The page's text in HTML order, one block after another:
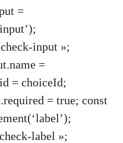
=
input »;
=
= choiceId;
= true; const
label »;